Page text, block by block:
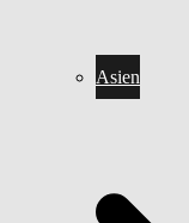
Asien